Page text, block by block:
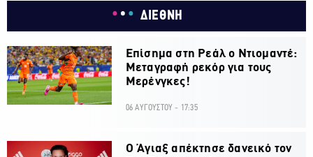
ΔΙΕΘΝΗ
Επίσημα στη Ρεάλ ο Ντιομαντέ:
Μεταγραφή ρεκόρ για τους
Μερένγκες!
06 ΑΥΓΟΥΣΤΟΥ - 17:35
Ο Άγιαξ απέκτησε δανεικό τον